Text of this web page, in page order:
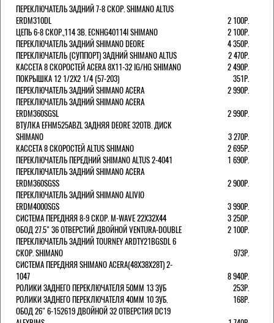
ПЕРЕКЛЮЧАТЕЛЬ ЗАДНИЙ 7-8 СКОР. SHIMANO ALTUS
ERDM310DL
2 100Р.
ЦЕПЬ 6-8 СКОР.,114 ЗВ. ECNHG40114I SHIMANO
2 100Р.
ПЕРЕКЛЮЧАТЕЛЬ ЗАДНИЙ SHIMANO DEORE
4 350Р.
ПЕРЕКЛЮЧАТЕЛЬ (СУППОРТ) ЗАДНИЙ SHIMANO ALTUS
2 470Р.
КАССЕТА 8 СКОРОСТЕЙ ACERA 8Х11-32 IG/HG SHIMANO
2 490Р.
ПОКРЫШКА 12 1/2X2 1/4 (57-203)
351Р.
ПЕРЕКЛЮЧАТЕЛЬ ЗАДНИЙ SHIMANO ACERA
2 990Р.
ПЕРЕКЛЮЧАТЕЛЬ ЗАДНИЙ SHIMANO ACERA
ERDM360SGSL
2 990Р.
ВТУЛКА EFHM525ABZL ЗАДНЯЯ DEORE 32ОТВ. ДИСК
SHIMANO
3 270Р.
КАССЕТА 8 СКОРОСТЕЙ ALTUS SHIMANO
2 695Р.
ПЕРЕКЛЮЧАТЕЛЬ ПЕРЕДНИЙ SHIMANO ALTUS 2-4041
1 690Р.
ПЕРЕКЛЮЧАТЕЛЬ ЗАДНИЙ SHIMANO ACERA
ERDM360SGSS
2 900Р.
ПЕРЕКЛЮЧАТЕЛЬ ЗАДНИЙ SHIMANO ALIVIO
ERDM4000SGS
3 990Р.
СИСТЕМА ПЕРЕДНЯЯ 8-9 СКОР. M-WAVE 22Х32Х44
3 250Р.
ОБОД 27.5" 36 ОТВЕРСТИЙ ДВОЙНОЙ VENTURA-DOUBLE
2 100Р.
ПЕРЕКЛЮЧАТЕЛЬ ЗАДНИЙ TOURNEY ARDTY21BGSDL 6
СКОР. SHIMANO
973Р.
СИСТЕМА ПЕРЕДНЯЯ SHIMANO ACERA(48Х38Х28Т) 2-
1047
8 940Р.
РОЛИКИ ЗАДНЕГО ПЕРЕКЛЮЧАТЕЛЯ 50ММ 13 ЗУБ
253Р.
РОЛИКИ ЗАДНЕГО ПЕРЕКЛЮЧАТЕЛЯ 40ММ 10 ЗУБ.
168Р.
ОБОД 26" 6-152619 ДВОЙНОЙ 32 ОТВЕРСТИЯ DC19